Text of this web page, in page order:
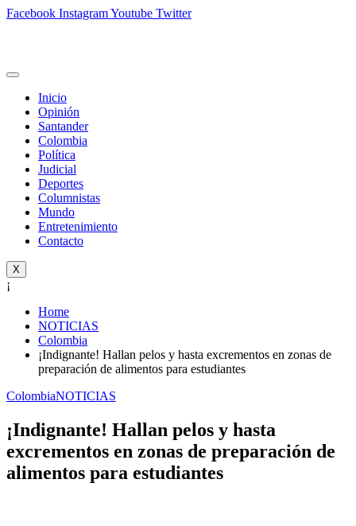
Facebook InstagramYoutube Twitter
Inicio
Opinión
Santander
Colombia
Política
Judicial
Deportes
Columnistas
Mundo
Entretenimiento
Contacto
X
¡
Home
NOTICIAS
Colombia
¡Indignante! Hallan pelos y hasta excrementos en zonas de
preparación de alimentos para estudiantes
ColombiaNOTICIAS
¡Indignante! Hallan pelos y hasta
excrementos en zonas de preparación de
alimentos para estudiantes